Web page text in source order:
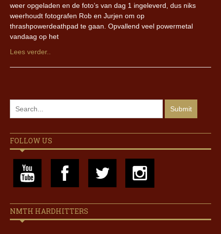
weer opgeladen en de foto’s van dag 1 ingeleverd, dus niks
weerhoudt fotografen Rob en Jurjen om op
thrashpowerdeathpad te gaan. Opvallend veel powermetal
vandaag op het
Lees verder..
FOLLOW US
NMTH HARDHITTERS